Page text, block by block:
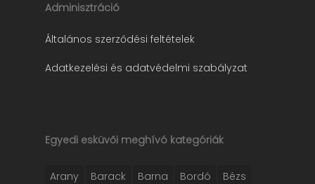
Adminisztráció
Általános szerződési feltételek
Adatkezelési és adatvédelmi szabályzat
Egyedi esküvői meghívó kategóriák
Arany Barack Barna Bordó
Bézs